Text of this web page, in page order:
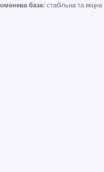
база: стабільна та